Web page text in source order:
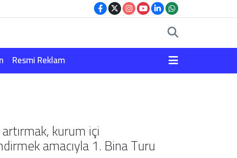
Resmi Reklam
kurum içi
amacıyla 1. Bina Turu